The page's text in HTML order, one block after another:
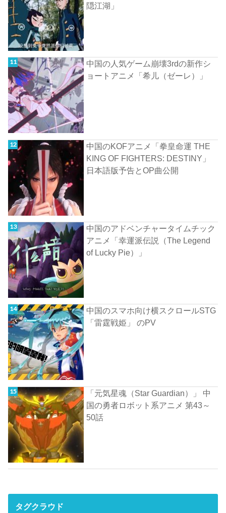
隠江湖」
中国の人気ゲーム崩壊3rdの新作シ
ョートアニメ「希儿（ゼーレ）」
中国のKOFアニメ「拳皇命運 THE
KING OF FIGHTERS: DESTINY」
日本語版予告とOP曲公開
中国のアドベンチャータイムチック
アニメ「幸運派伝説（The Legend
of Lucky Pie）」
中国のスマホ向け横スクロールSTG
「雷霆戦姫」 のPV
「元気星魂（Star Guardian）」 中
国の勇者ロボット系アニメ 第43～
50話
タグクラウド